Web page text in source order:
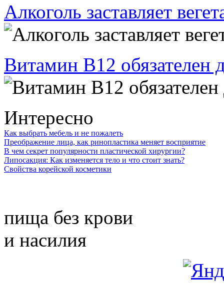
Алкоголь заставляет
Витамин В12 обязателен
Интересно
Как выбрать мебель и не пожалеть
Преображение лица, как ринопластика меняет восприятие
В чем секрет популярности пластической хирургии?
Липосакция: Как изменяется тело и что стоит знать?
Свойства корейской косметики
пища без крови
и насилия